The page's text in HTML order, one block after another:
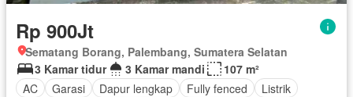
Rp 900Jt
Sematang Borang, Palembang, Sumatera Selatan
3 Kamar tidur
3 Kamar mandi
107 m²
AC
Garasi Dapur lengkap Fully fenced
Listrik